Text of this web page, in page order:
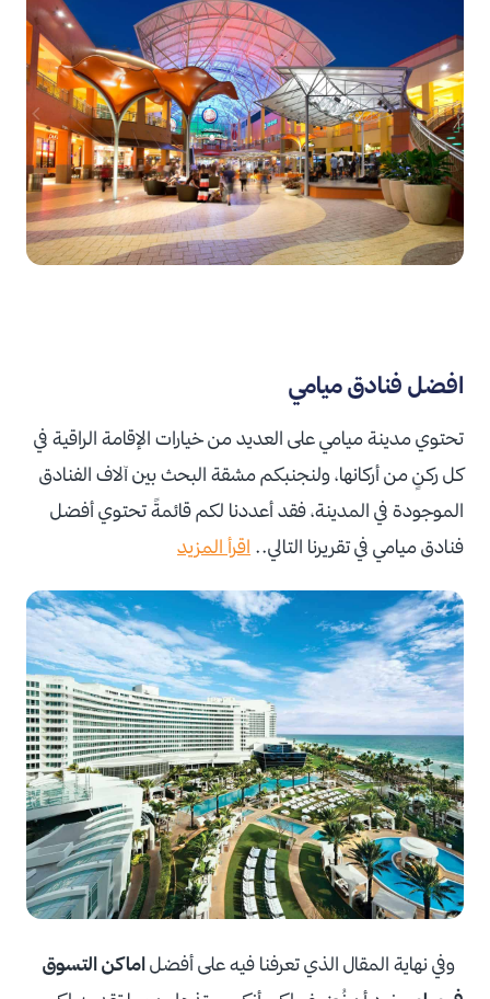
افضل فنادق ميامي
تحتوي مدينة ميامي على العديد من خيارات الإقامة الراقية في
كل ركنٍ من أركانها، ولنجنبكم مشقة البحث بين آلاف الفنادق
الموجودة في المدينة، فقد أعددنا لكم قائمةً تحتوي أفضل
فنادق ميامي في تقريرنا التالي.. اقرأ المزيد
وفي نهاية المقال الذي تعرفنا فيه على أفضلاماكن التسوق